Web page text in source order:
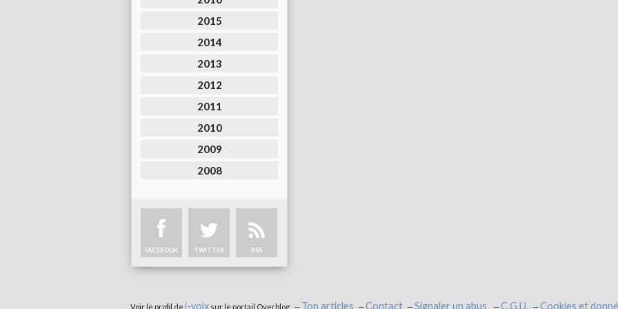
2015
2014
2013
2012
2011
2010
2009
2008
FACEBOOK TWITTER RSS
Voir le profil de i-voixsur le portail Overblog Top articles Contact Signaler un abus C.G.U. Cookies et